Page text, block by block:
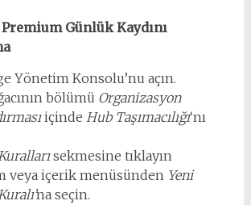
Günlük Kaydını
Yönetim Konsolu’nu açın.
bölümü Organizasyon
içinde Hub Taşımacılığı‘nı
sekmesine tıklayın
veya içerik menüsünden Yeni
na seçin.